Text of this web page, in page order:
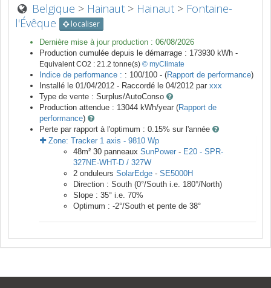
Belgique > Hainaut > Hainaut > Fontaine-
l'Évêque
localiser
Dernière mise à jour production : 06/08/2026
Production cumulée depuis le démarrage : 173930 kWh -
Equivalent CO2 : 21.2 tonne(s) © myClimate
Indice de performance : : 100/100 - (Rapport de performance)
Installé le 01/04/2012 - Raccordé le 04/2012 par xxx
Type de vente : Surplus/AutoConso
Production attendue : 13044 kWh/year (Rapport de
performance)
Perte par rapport à l'optimum : 0.15% sur l'année
Zone: Tracker 1 axis - 9810 Wp
48m² 30 panneaux SunPower - E20 - SPR-
327NE-WHT-D / 327W
2 onduleurs SolarEdge - SE5000H
Direction : South (0°/South i.e. 180°/North)
Slope : 35° i.e. 70%
Optimum : -2°/South et pente de 38°